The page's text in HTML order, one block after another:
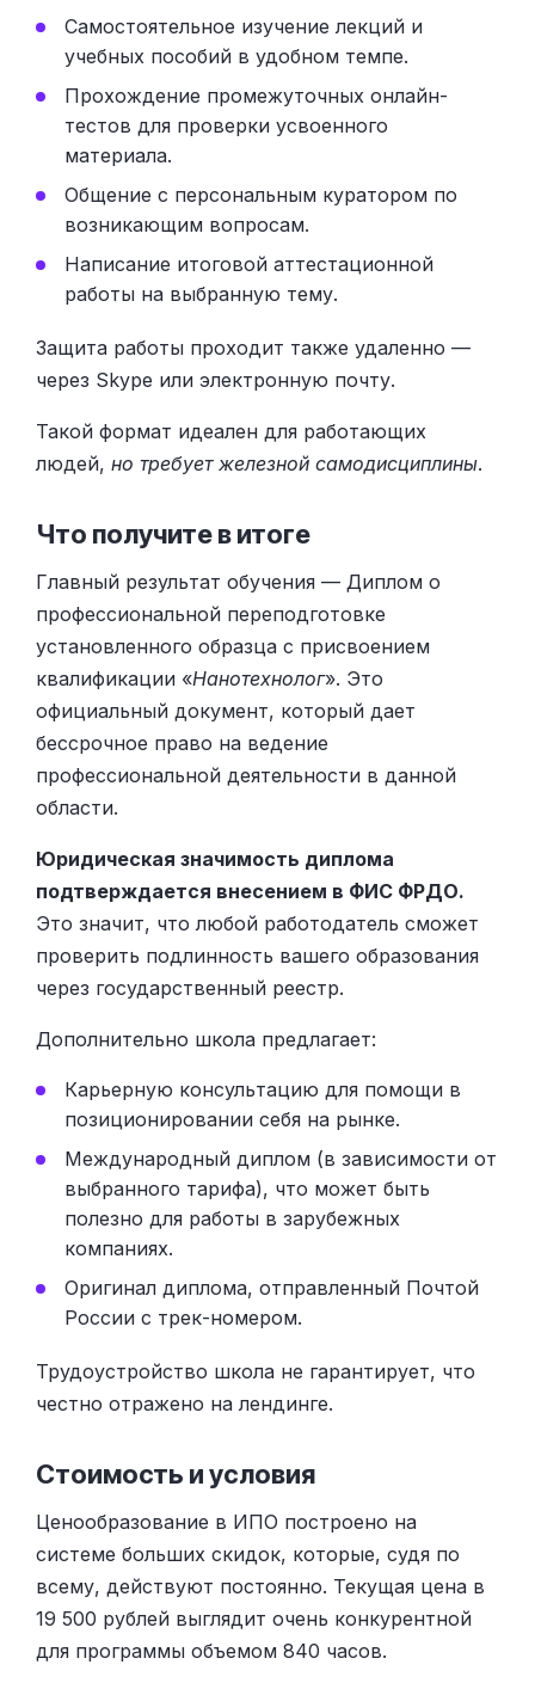
Самостоятельное изучение лекций и
учебных пособий в удобном темпе.
Прохождение промежуточных онлайн-
тестов для проверки усвоенного
материала.
Общение с персональным куратором по
возникающим вопросам.
Написание итоговой аттестационной
работы на выбранную тему.
Защита работы проходит также удаленно —
через Skype или электронную почту.
Такой формат идеален для работающих
людей, но требует железной самодисциплины.
Что получите в итоге
Главный результат обучения — Диплом о
профессиональной переподготовке
установленного образца с присвоением
квалификации «Нанотехнолог». Это
официальный документ, который дает
бессрочное право на ведение
профессиональной деятельности в данной
области.
Юридическая значимость диплома
подтверждается внесением в ФИС ФРДО.
Это значит, что любой работодатель сможет
проверить подлинность вашего образования
через государственный реестр.
Дополнительно школа предлагает:
Карьерную консультацию для помощи в
позиционировании себя на рынке.
Международный диплом (в зависимости от
выбранного тарифа), что может быть
полезно для работы в зарубежных
компаниях.
Оригинал диплома, отправленный Почтой
России с трек-номером.
Трудоустройство школа не гарантирует, что
честно отражено на лендинге.
Стоимость и условия
Ценообразование в ИПО построено на
системе больших скидок, которые, судя по
всему, действуют постоянно. Текущая цена в
19 500 рублей выглядит очень конкурентной
для программы объемом 840 часов.